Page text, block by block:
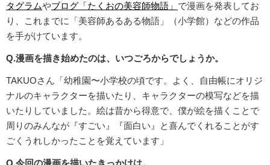
タグラムやブログ「たくおの美容師物語」 で漫画を発表してお
り、これまでに「美容師あるある物語」（小学館）などの作品
を手がけています。
Q.漫画を描き始めたのは、いつごろからでしょうか。
TAKUOさん「幼稚園〜小学校の頃です。よく、自由帳にオリジ
ナルのキャラクターを描いたり、キャラクターの模写などを描
いたりしていました。絵は昔から得意で、僕が絵を描くことで
周りのみんなが『すごい』『面白い』と喜んでくれることがす
ごくうれしかったことを覚えています」